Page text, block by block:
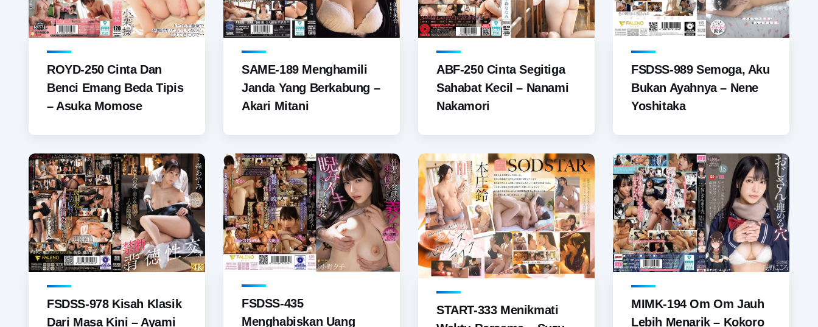
ROYD-250 Cinta Dan
Benci Emang Beda Tipis
– Asuka Momose
SAME-189 Menghamili
Janda Yang Berkabung –
Akari Mitani
ABF-250 Cinta Segitiga
Sahabat Kecil – Nanami
Nakamori
FSDSS-989 Semoga, Aku
Bukan Ayahnya – Nene
Yoshitaka
FSDSS-978 Kisah Klasik
Dari Masa Kini – Ayami
FSDSS-435
Menghabiskan Uang
START-333 Menikmati
MIMK-194 Om Om Jauh
Lebih Menarik – Kokoro